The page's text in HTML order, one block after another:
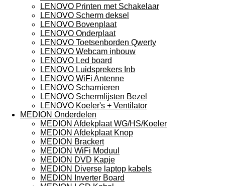
LENOVO Printen met Schakelaar
LENOVO Scherm deksel
LENOVO Bovenplaat
LENOVO Onderplaat
LENOVO Toetsenborden Qwerty
LENOVO Webcam inbouw
LENOVO Led board
LENOVO Luidsprekers Inb
LENOVO WiFi Antenne
LENOVO Scharnieren
LENOVO Schermlijsten Bezel
LENOVO Koeler's + Ventilator
MEDION Onderdelen
MEDION Afdekplaat WG/HS/Koeler
MEDION Afdekplaat Knop
MEDION Brackert
MEDION WiFi Moduul
MEDION DVD Kapje
MEDION Diverse laptop kabels
MEDION Inverter Board